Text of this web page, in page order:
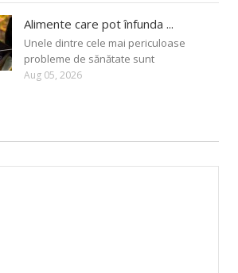
Alimente care pot înfunda ...
Unele dintre cele mai periculoase
probleme de sănătate sunt
Aug 05, 2026